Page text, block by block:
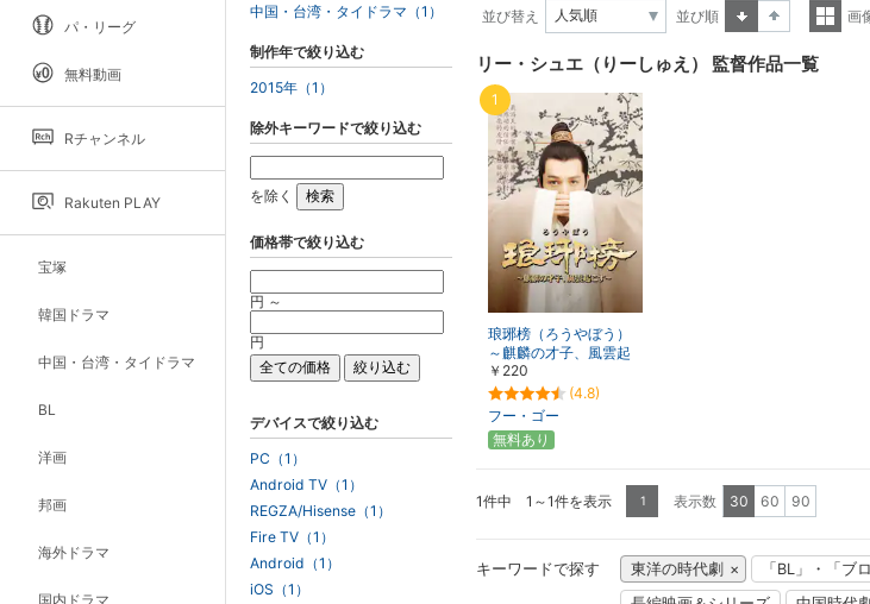
パ・リーグ
無料動画
Rチャンネル
Rakuten PLAY
宝塚
韓国ドラマ
中国・台湾・タイドラマ
BL
洋画
邦画
海外ドラマ
国内ドラマ
並び替え
並び順
表示
画
リー・シュエ（りーしゅえ） 監督作品一覧
琅琊榜（ろうやぼう）
～麒麟の才子、風雲起
こす～
￥220
(4.8)
フー・ゴー
1
無料あり
1件中 1～1件を表示 1 表示数 30 60 90
キーワードで探す 東洋の時代劇 「BL」・「ブ
中国・台湾・タイドラマ（1）
制作年で絞り込む
2015年（1）
除外キーワードで絞り込む
を除く
価格帯で絞り込む
円 ～
円
デバイスで絞り込む
PC（1）
Android TV（1）
REGZA/Hisense（1）
Fire TV（1）
Android（1）
iOS（1）